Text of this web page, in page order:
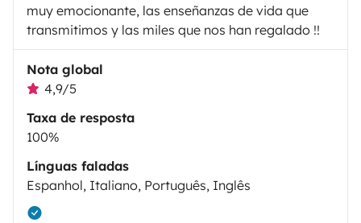
muy emocionante, las enseñanzas de vida que
transmitimos y las miles que nos han regalado !!
Nota global
4,9/5
Taxa de resposta
100%
Línguas faladas
Espanhol, Italiano, Português, Inglês